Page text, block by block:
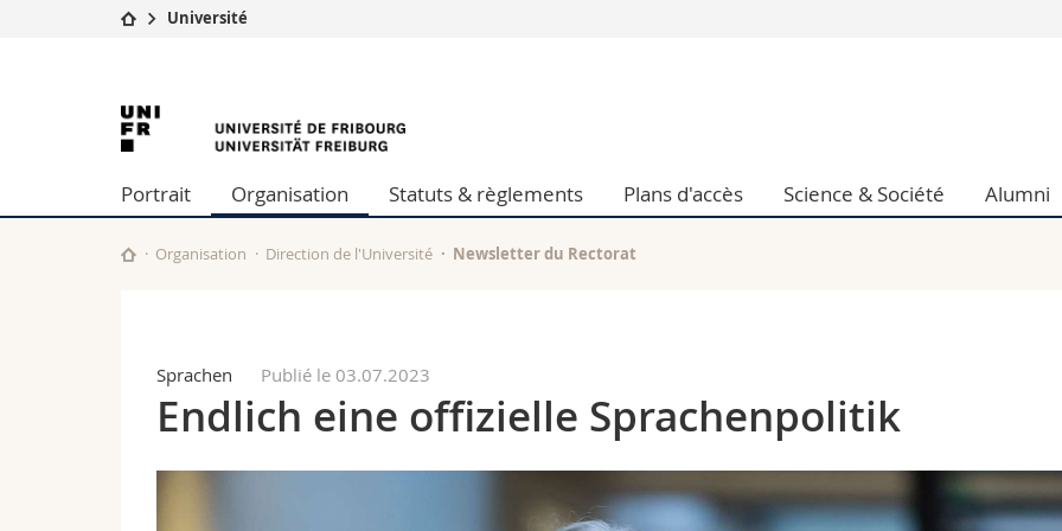
Etudes
Campus
Université
Formation continue
Lettres et sciences humaines
Sciences de l'éducation et de la formation
Sciences et médecine
Chercheurs
Université
Université
de
Fribourg
Portrait Organisation Statuts & règlements Plans d'accès Science & Société Alumni
Organisation Direction de l'Université Newsletter du Rectorat
Sprachen Publié le 03.07.2023
Endlich eine offizielle Sprachenpolitik